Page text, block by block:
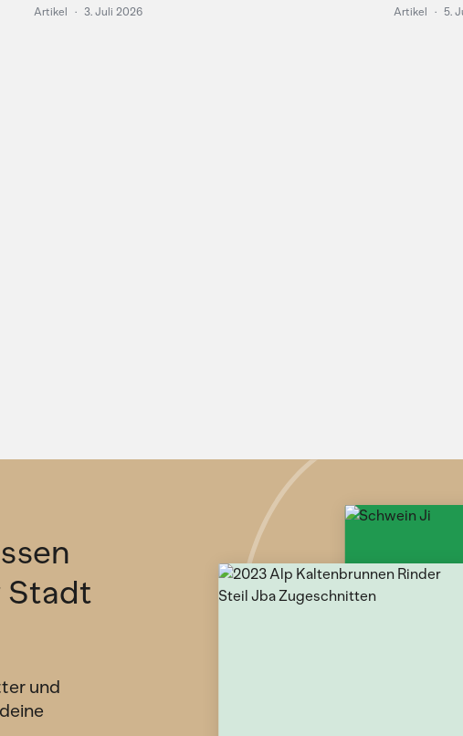
Artikel · 3. Juli 2026 Artikel · 5.
Stadt
und